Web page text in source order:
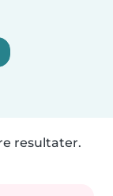
resultater.